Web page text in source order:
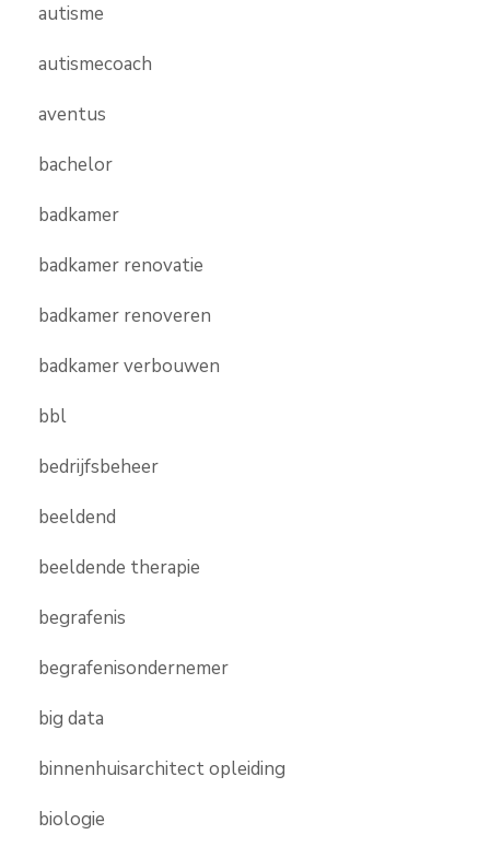
autisme
autismecoach
aventus
bachelor
badkamer
badkamer renovatie
badkamer renoveren
badkamer verbouwen
bbl
bedrijfsbeheer
beeldend
beeldende therapie
begrafenis
begrafenisondernemer
big data
binnenhuisarchitect opleiding
biologie